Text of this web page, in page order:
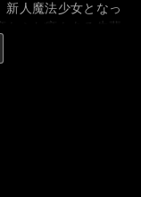
新人魔法少女となっ
もふた癖もある先輩
ことに。業務を通じ
事への責任を実感
が発注する独自のシ
せるため、新種
力の規制緩和や魔法
巻いていて……。